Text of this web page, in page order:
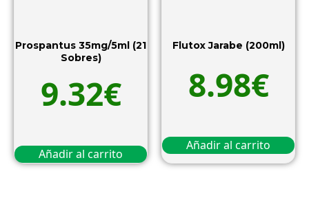
Prospantus 35mg/5ml (21
Sobres)
9.32€
Añadir al carrito
Flutox Jarabe (200ml)
8.98€
Añadir al carrito